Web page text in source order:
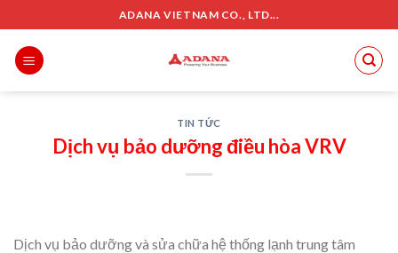
to
content
ADANA VIETNAM CO., LTD...
TIN TỨC
Dịch vụ bảo dưỡng điều hòa VRV
Dịch vụ bảo dưỡng và sửa chữa hệ thống lạnh trung tâm